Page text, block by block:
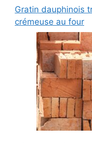
Gratin dauphinois
crémeuse au four